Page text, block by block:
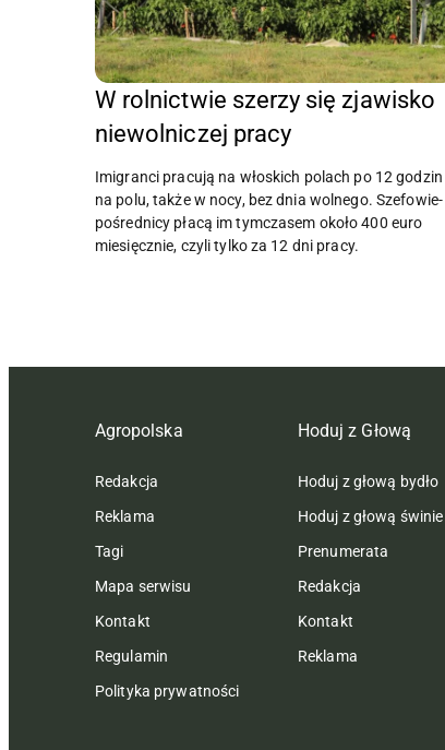
W rolnictwie szerzy się zjawisko
niewolniczej pracy
Imigranci pracują na włoskich polach po 12 godzin
na polu, także w nocy, bez dnia wolnego. Szefowie-
pośrednicy płacą im tymczasem około 400 euro
miesięcznie, czyli tylko za 12 dni pracy.
Agropolska
Redakcja
Reklama
Tagi
Mapa serwisu
Kontakt
Regulamin
Polityka prywatności
Hoduj z Głową
Hoduj z głową bydło
Hoduj z głową świnie
Prenumerata
Redakcja
Kontakt
Reklama